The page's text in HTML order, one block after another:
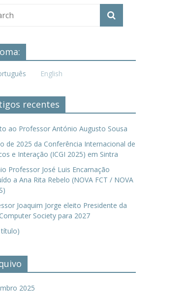
English
recentes
ao Professor António Augusto Sousa
de 2025 da Conferência Internacional de
e Interação (ICGI 2025) em Sintra
Professor José Luis Encarnação
a Ana Rita Rebelo (NOVA FCT / NOVA
Joaquim Jorge eleito Presidente da
Society para 2027
2025